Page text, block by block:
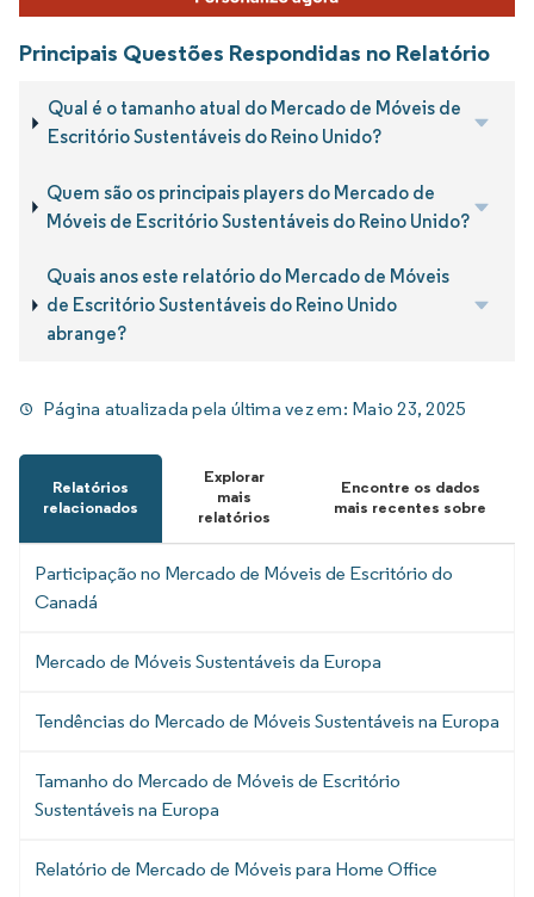
Principais Questões Respondidas no Relatório
Qual é o tamanho atual do Mercado de Móveis de
Escritório Sustentáveis do Reino Unido?
Quem são os principais players do Mercado de
Móveis de Escritório Sustentáveis do Reino Unido?
Quais anos este relatório do Mercado de Móveis
de Escritório Sustentáveis do Reino Unido
abrange?
Página atualizada pela última vez em: Maio 23, 2025
Relatórios
relacionados
Explorar
mais
relatórios
Encontre os dados
mais recentes sobre
Participação no Mercado de Móveis de Escritório do
Canadá
Mercado de Móveis Sustentáveis da Europa
Tendências do Mercado de Móveis Sustentáveis na Europa
Tamanho do Mercado de Móveis de Escritório
Sustentáveis na Europa
Relatório de Mercado de Móveis para Home Office